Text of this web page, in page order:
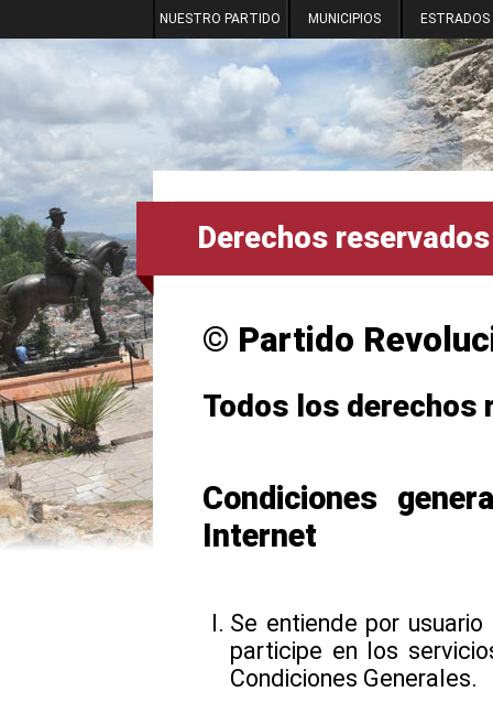
NUESTRO PARTIDO MUNICIPIOS ESTRADOS
Derechos reservados
© Partido
Todos los derechos
Condiciones
Internet
Se entiende por
participe en los
Condiciones Generales.